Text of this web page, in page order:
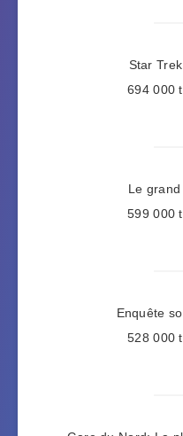
Star
694 000
Le
599 000
Enquête
528 000